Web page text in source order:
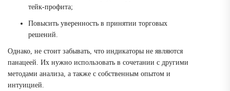
тейк-профита;
Повысить уверенность в принятии торговых
решений.
Однако, не стоит забывать, что индикаторы не являются
панацеей. Их нужно использовать в сочетании с другими
методами анализа, а также с собственным опытом и
интуицией.